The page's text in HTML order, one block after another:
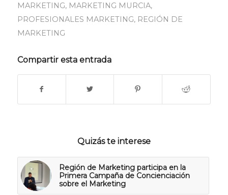
MARKETING, MARKETING MURCIA,
PROFESIONALES MARKETING, REGIÓN DE
MARKETING
Compartir esta entrada
Quizás te interese
Región de Marketing participa en la
Primera Campaña de Concienciación
sobre el Marketing